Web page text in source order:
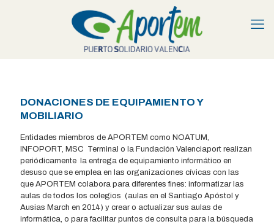
DONACIONES DE EQUIPAMIENTO Y
MOBILIARIO
Entidades miembros de APORTEM como NOATUM,
INFOPORT, MSC Terminal o la Fundación Valenciaport realizan
periódicamente la entrega de equipamiento informático en
desuso que se emplea en las organizaciones cívicas con las
que APORTEM colabora para diferentes fines: informatizar las
aulas de todos los colegios (aulas en el Santiago Apóstol y
Ausias March en 2014) y crear o actualizar sus aulas de
informática, o para facilitar puntos de consulta para la búsqueda